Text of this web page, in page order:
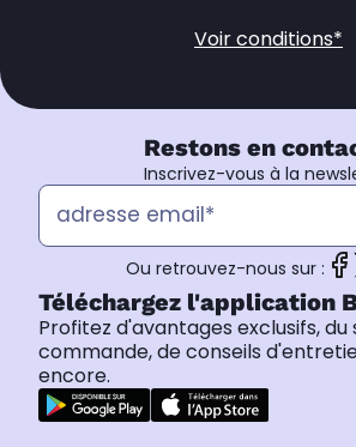
Voir conditions*
Restons en
Inscrivez-vous à la
Ou retrouvez-nous sur :
Téléchargez l'application
Profitez d'avantages exclusifs, du
commande, de conseils
encore.